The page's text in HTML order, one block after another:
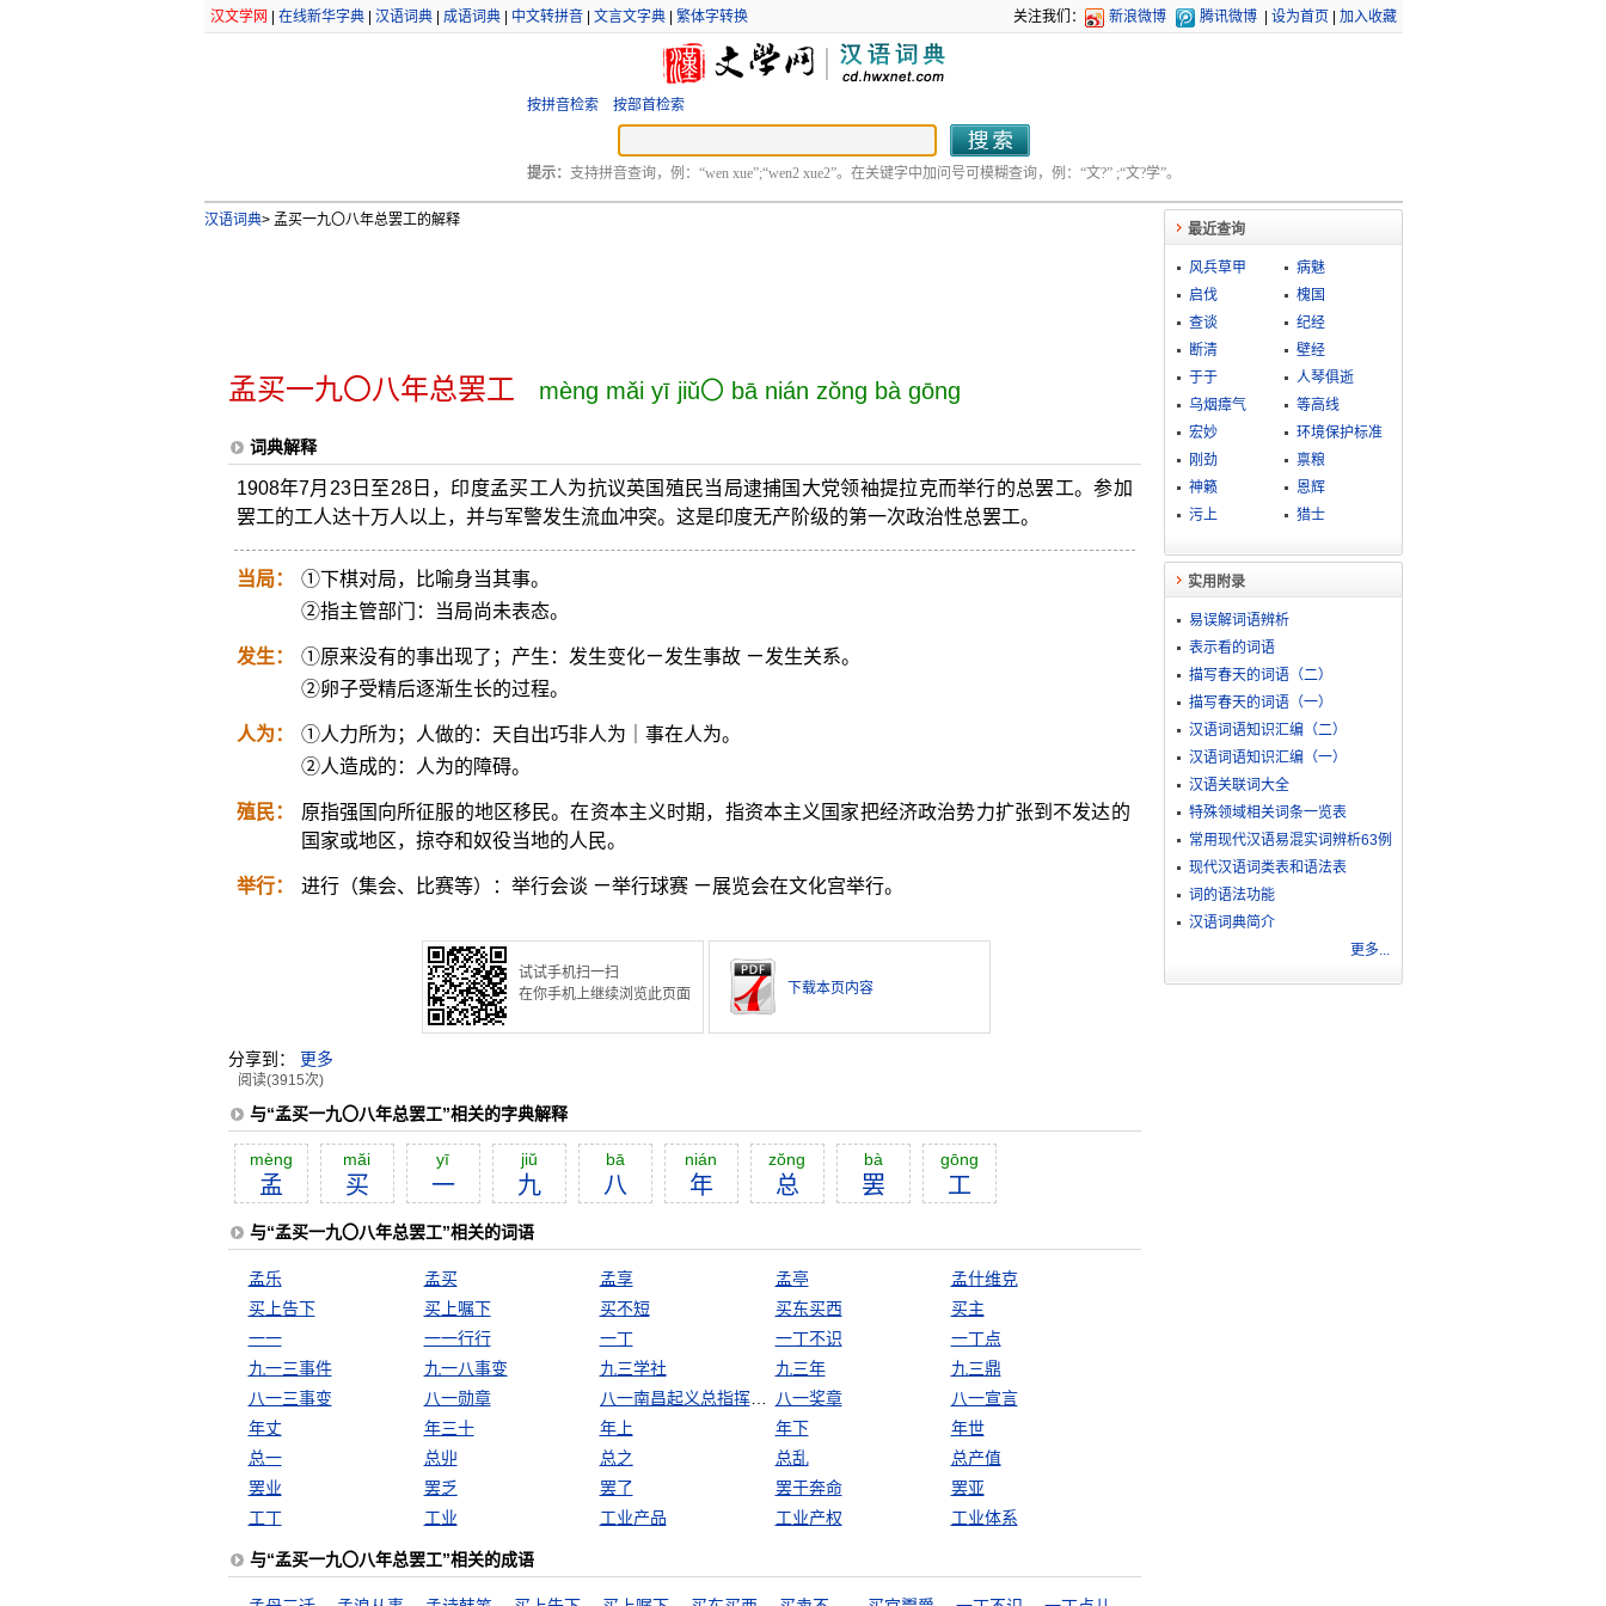
汉文学网 在线新华字典| 汉语词典| 成语词典| 中文转拼音| 文言文字典| 繁体字转换 关注我们： 新浪微博 腾讯微博 设为首页 加入收藏
按拼音检索 按部首检索
提示： 支持拼音查询，例：“wen xue”;“wen2 xue2”。在关键字中加问号可模糊查询，例：“文?” ;“文?学”。
汉语词典>孟买一九〇八年总罢工的解释
孟买一九〇八年总罢工 mèng mǎi yī jiǔ〇 bā nián zǒng bà gōng
词典解释
1908年7月23日至28日，印度孟买工人为抗议英国殖民当局逮捕国大党领袖提拉克而举行的总罢工。参加
罢工的工人达十万人以上，并与军警发生流血冲突。这是印度无产阶级的第一次政治性总罢工。
当局：
①下棋对局，比喻身当其事。
②指主管部门：当局尚未表态。
发生：
①原来没有的事出现了；产生：发生变化ㄧ发生事故 ㄧ发生关系。
②卵子受精后逐渐生长的过程。
人为：
①人力所为；人做的：天自出巧非人为｜事在人为。
②人造成的：人为的障碍。
殖民：
原指强国向所征服的地区移民。在资本主义时期，指资本主义国家把经济政治势力扩张到不发达的
国家或地区，掠夺和奴役当地的人民。
举行： 进行（集会、比赛等）：举行会谈 ㄧ举行球赛 ㄧ展览会在文化宫举行。
试试手机扫一扫
在你手机上继续浏览此页面
下载本页内容
分享到： 更多
阅读(3915次)
与“孟买一九〇八年总罢工”相关的字典解释
mèng
孟
măi
买
yī
一
jiŭ
九
bā
八
nián
年
zŏng
总
bà
罢
gōng
工
与“孟买一九〇八年总罢工”相关的词语
孟乐 孟买 孟享 孟亭
孟什维克
买上告下
买上嘱下 买不短 买东买西
买主
一一
一一行行 一丁 一丁不识
一丁点
九一三事件
九一八事变 九三学社 九三年
九三鼎
八一三事变
八一勋章 八一南昌起义总指挥部旧址 八一奖章
八一宣言
年丈
年三十 年上 年下
年世
总一
总丱 总之 总乱
总产值
罢业
罢乏 罢了 罢于奔命
罢亚
工丁
工业 工业产品 工业产权 工业体系
与“孟买一九〇八年总罢工”相关的成语
最近查询
风兵草甲
病魅
启伐
槐国
查谈
纪经
断清
壁经
于于
人琴俱逝
乌烟瘴气
等高线
宏妙
环境保护标准
刚劲
禀粮
神籁
恩辉
污上
猎士
实用附录
易误解词语辨析
表示看的词语
描写春天的词语（二）
描写春天的词语（一）
汉语词语知识汇编（二）
汉语词语知识汇编（一）
汉语关联词大全
特殊领域相关词条一览表
常用现代汉语易混实词辨析63例
现代汉语词类表和语法表
词的语法功能
汉语词典简介
更多...